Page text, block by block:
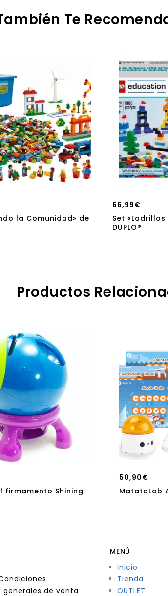
Te
la Comunidad» de
66,99€
Set «Ladrillos
DUPLO®
Productos
firmamento Shining
50,90€
MatataLab
generales de venta
MENÚ
Inicio
Tienda
OUTLET